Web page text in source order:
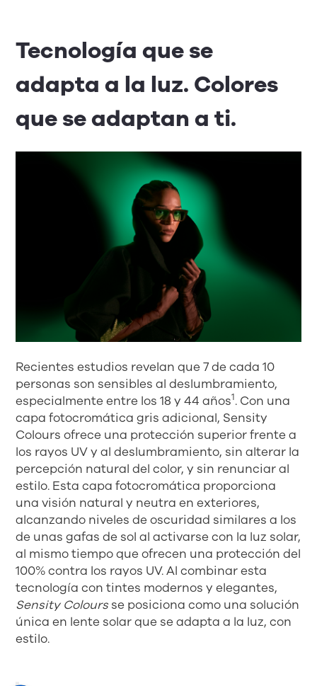
Tecnología que se
adapta a la luz. Colores
que se adaptan a ti.
Recientes estudios revelan que 7 de cada 10
personas son sensibles al deslumbramiento,
especialmente entre los 18 y 44 años1. Con una
capa fotocromática gris adicional, Sensity
Colours ofrece una protección superior frente a
los rayos UV y al deslumbramiento, sin alterar la
percepción natural del color, y sin renunciar al
estilo. Esta capa fotocromática proporciona
una visión natural y neutra en exteriores,
alcanzando niveles de oscuridad similares a los
de unas gafas de sol al activarse con la luz solar,
al mismo tiempo que ofrecen una protección del
100% contra los rayos UV. Al combinar esta
tecnología con tintes modernos y elegantes,
Sensity Coloursse posiciona como una solución
única en lente solar que se adapta a la luz, con
estilo.